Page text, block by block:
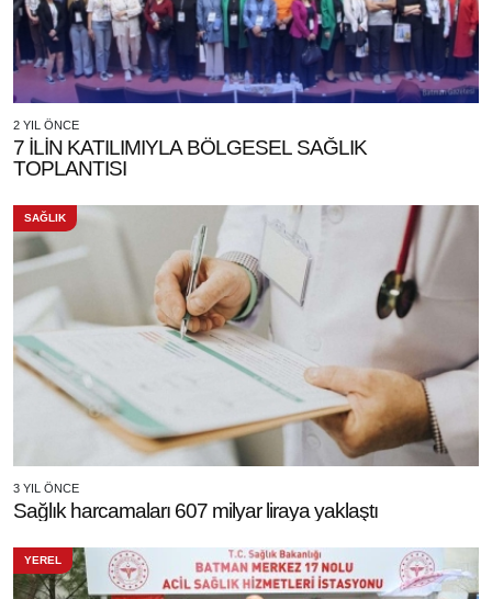
2 YIL ÖNCE
7 İLİN KATILIMIYLA BÖLGESEL SAĞLIK
TOPLANTISI
SAĞLIK
3 YIL ÖNCE
Sağlık harcamaları 607 milyar liraya yaklaştı
YEREL